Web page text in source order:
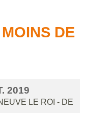
DE
2019
LE ROI - DE